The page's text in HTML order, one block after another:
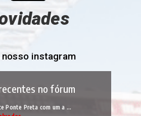
nosso instagram
no fórum
Ponte Preta com um a …